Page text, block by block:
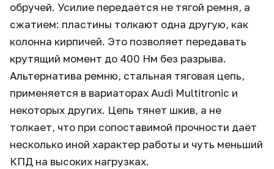
обручей. Усилие передаётся не тягой ремня, а
сжатием: пластины толкают одна другую, как
колонна кирпичей. Это позволяет передавать
крутящий момент до 400 Нм без разрыва.
Альтернатива ремню, стальная тяговая цепь,
применяется в вариаторах Audi Multitronic и
некоторых других. Цепь тянет шкив, а не
толкает, что при сопоставимой прочности даёт
несколько иной характер работы и чуть меньший
КПД на высоких нагрузках.